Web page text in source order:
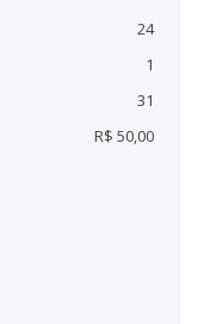
24
1
31
R$ 50,00